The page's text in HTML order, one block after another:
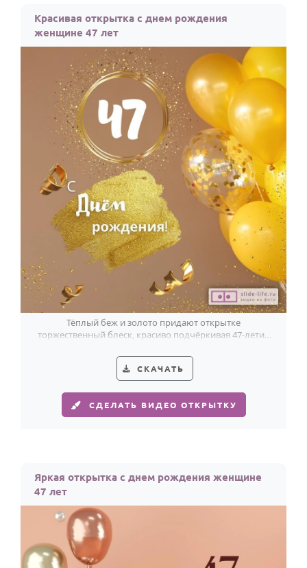
Красивая открытка с днем рождения
женщине 47 лет
Тёплый беж и золото придают открытке
торжественный блеск, красиво подчёркивая 47-летие
СКАЧАТЬ
СДЕЛАТЬ ВИДЕО ОТКРЫТКУ
Яркая открытка с днем рождения женщине
47 лет